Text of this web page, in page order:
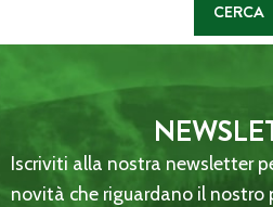
Iscriviti alla nostra newsletter
novità che riguardano il nostro